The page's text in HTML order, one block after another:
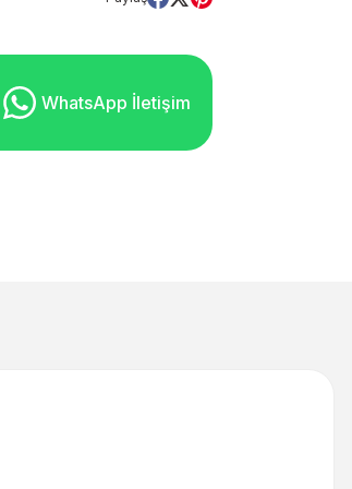
WhatsApp İletişim